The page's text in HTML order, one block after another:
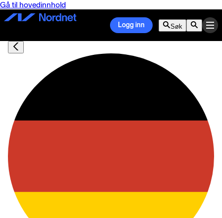
Gå til hovedinnhold
Logg inn Søk